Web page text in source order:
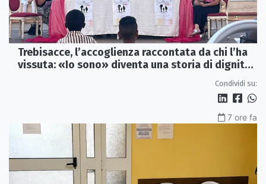
Trebisacce, l’accoglienza raccontata da chi l’ha
vissuta: «Io sono» diventa una storia di dignità
Condividi su:
7 ore fa